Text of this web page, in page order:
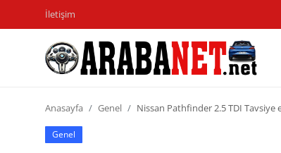
İletişim
Giriş
Kayıt
Anasayfa
Anasayfa Genel Nissan Pathfinder 2.5 TDI Tavsiye
Genel